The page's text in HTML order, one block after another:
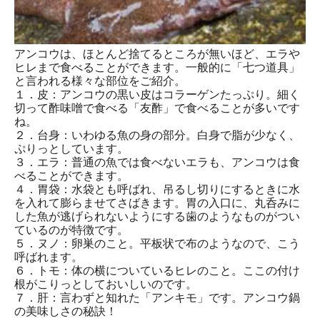
アンコウは、ほとんど捨てるところが無いほど、エラや
ヒレまで食べることができます。一般的に「七つ道具」
と言われる様々な部位をご紹介。
１．皮：アンコウの黒い皮はコラーゲンたっぷり。細く
切って酢味噌で食べる「友酢」で食べることが多いです
ね。
２．台身：いわゆる魚の身の部分。白身で脂が少なく、
ぷりっとしています。
３．エラ：普通の魚では食べないエラも、アンコウは食
べることができます。
４．胃袋：水袋とも呼ばれ、吊るし切りにするときに水
を入れて膨らませてさばきます。胃の入口に、丸呑みに
した魚が逃げられないようにする歯のようなものがつい
ているのが特徴です。
５．ヌノ：卵巣のこと。平板状で布のようなので、こう
呼ばれます。
６．トモ：体の横についているヒレのこと。ここの付け
根がこりっとしておいしいのです。
７．肝：言わずと知れた「アンキモ」です。アンコウ鍋
の美味しさの秘訣！